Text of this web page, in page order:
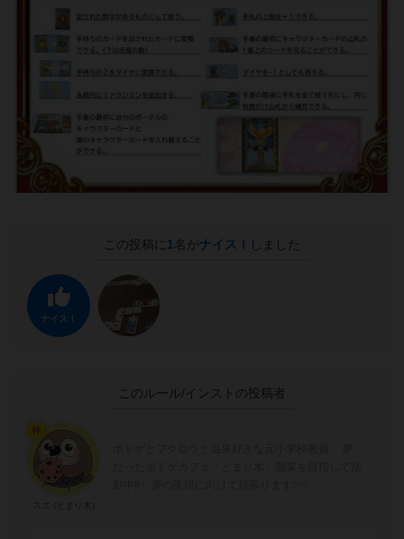
この投稿に 1 名がナイス！ しました
ナイス！
このルール/インストの投稿者